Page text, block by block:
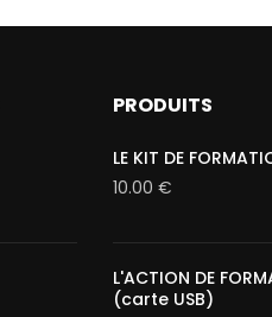
PRODUITS
LE KIT DE
10.00 €
L'ACTION DE
(carte USB)